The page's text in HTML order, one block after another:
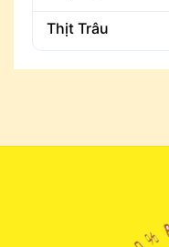
Thịt Trâu